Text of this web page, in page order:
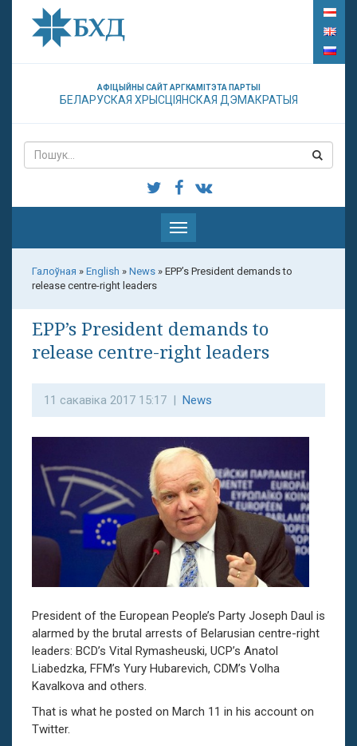
АФІЦЫЙНЫ САЙТ АРГКАМІТЭТА ПАРТЫІ
БЕЛАРУСКАЯ ХРЫСЦІЯНСКАЯ ДЭМАКРАТЫЯ
Паказаць
меню
Галоўная » English » News » EPP’s President demands to
release centre-right leaders
EPP’s President demands to
release centre-right leaders
11 сакавіка 2017 15:17 | News
President of the European People’s Party Joseph Daul is
alarmed by the brutal arrests of Belarusian centre-right
leaders: BCD’s Vital Rymasheuski, UCP’s Anatol
Liabedzka, FFM’s Yury Hubarevich, CDM’s Volha
Kavalkova and others.
That is what he posted on March 11 in his account on
Twitter.